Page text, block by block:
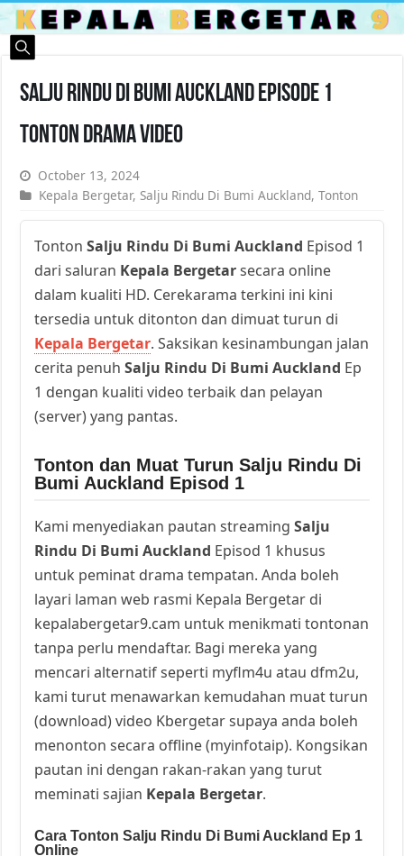
Salju Rindu Di Bumi Auckland Episode 1
Tonton Drama Video
October 13, 2024
Kepala Bergetar, Salju Rindu Di Bumi Auckland,Tonton
TontonSalju Rindu Di Bumi Auckland Episod 1
dari saluran Kepala Bergetarsecara online
dalam kualiti HD. Cerekarama terkini ini kini
tersedia untuk ditonton dan dimuat turun di
Kepala Bergetar. Saksikan kesinambungan jalan
cerita penuhSalju Rindu Di Bumi Auckland Ep
1 dengan kualiti video terbaik dan pelayan
(server) yang pantas.
Tonton dan Muat Turun Salju Rindu Di
Bumi Auckland Episod 1
Kami menyediakan pautan streamingSalju
Rindu Di Bumi Auckland Episod 1 khusus
untuk peminat drama tempatan. Anda boleh
layari laman web rasmi Kepala Bergetar di
kepalabergetar9.cam untuk menikmati tontonan
tanpa perlu mendaftar. Bagi mereka yang
mencari alternatif seperti myflm4u atau dfm2u,
kami turut menawarkan kemudahan muat turun
(download) video Kbergetar supaya anda boleh
menonton secara offline (myinfotaip). Kongsikan
pautan ini dengan rakan-rakan yang turut
meminati sajian Kepala Bergetar.
Cara Tonton Salju Rindu Di Bumi Auckland Ep 1
Online